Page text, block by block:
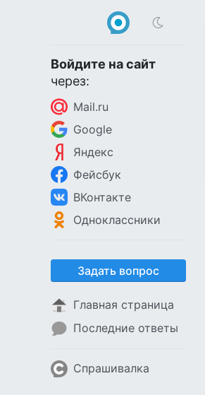
Войдите на сайт
через:
Mail.ru
Google
Яндекс
Фейсбук
ВКонтакте
Одноклассники
Задать вопрос
Главная страница
Последние ответы
Спрашивалка